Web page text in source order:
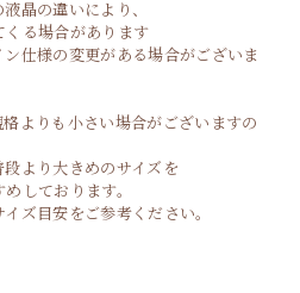
晶の違いにより、
る場合があります
仕様の変更がある場合がございま
よりも小さい場合がございますの
より大きめのサイズを
しております。
ズ目安をご参考ください。